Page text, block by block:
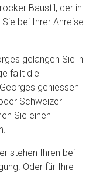
Baustil, der in
bei Ihrer Anreise
gelangen Sie in
fällt die
geniessen
Schweizer
Sie einen
stehen Ihren bei
Oder für Ihre